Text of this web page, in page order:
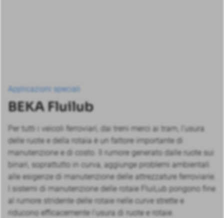
Applicazioni speciali
BEKA Fluilub
Per tutti i veicoli ferroviari, dai treni merci ai tram, l'usura
delle ruote e della rotaia è un fattore importante di
manutenzione e di costo. Il rumore generato dalle ruote sui
binari, soprattutto in curva, aggiunge problemi ambientali
alle esigenze di manutenzione delle attrezzature ferroviarie.
I sistemi di manutenzione delle rotaie FluiLub pongono fine
al rumore stridente delle rotaie nelle curve strette e
riducono efficacemente l'usura di ruote e rotaie.